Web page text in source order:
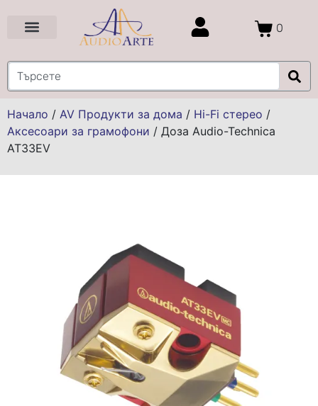
0
Начало / AV Продукти за дома / Hi-Fi стерео /
Аксесоари за грамофони / Доза Audio-Technica
AT33EV